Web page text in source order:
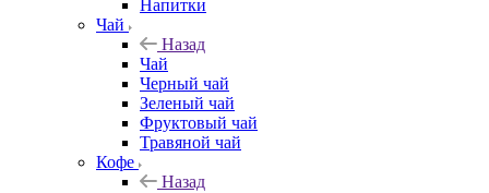
Напитки
Чай
Назад
Чай
Черный чай
Зеленый чай
Фруктовый чай
Травяной чай
Кофе
Назад